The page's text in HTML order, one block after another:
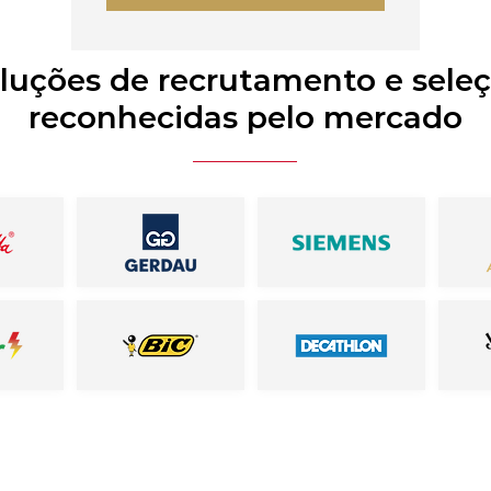
de recrutamento e
reconhecidas pelo mercado